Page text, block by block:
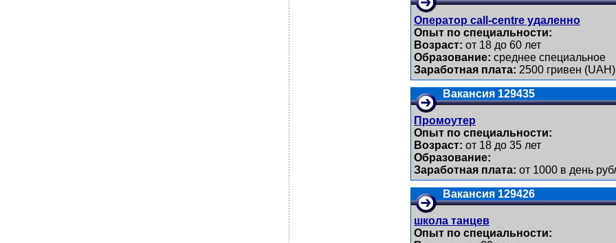
Оператор call-centre удаленно
Опыт по специальности:
Возраст: от 18 до 60 лет
Образование: среднее специальное
Заработная плата: 2500 гривен (UAH)
Вакансия 129435
Промоутер
Опыт по специальности:
Возраст: от 18 до 35 лет
Образование:
Заработная плата: от 1000 в день
Вакансия 129426
школа танцев
Опыт по специальности: